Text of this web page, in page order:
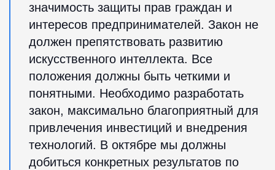
значимость защиты прав граждан и
интересов предпринимателей. Закон не
должен препятствовать развитию
искусственного интеллекта. Все
положения должны быть четкими и
понятными. Необходимо разработать
закон, максимально благоприятный для
привлечения инвестиций и внедрения
технологий. В октябре мы должны
добиться конкретных результатов по